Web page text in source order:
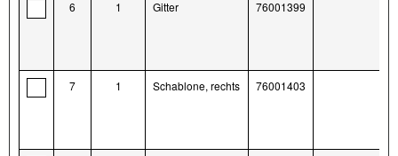
6 1 Gitter 76001399
7 1 Schablone, rechts 76001403